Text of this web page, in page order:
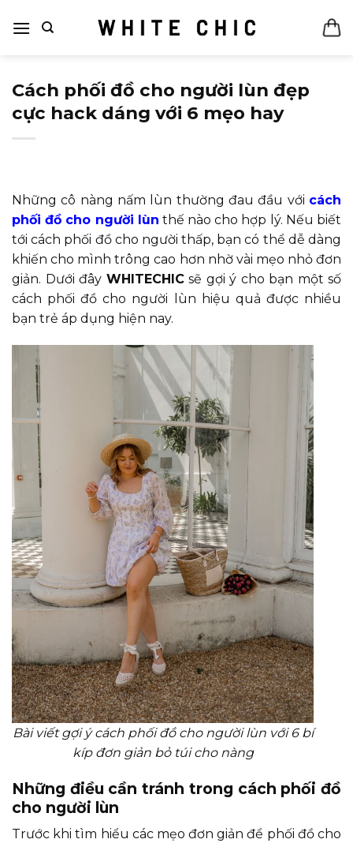
qua
Cách phối đồ cho người lùn đẹp
cực hack dáng với 6 mẹo hay
Những cô nàng nấm lùn thường đau đầu với cách
phối đồ cho người lùn thế nào cho hợp lý. Nếu biết
tới cách phối đồ cho người thấp, bạn có thể dễ dàng
khiến cho mình trông cao hơn nhờ vài mẹo nhỏ đơn
giản. Dưới đây WHITECHICsẽ gợi ý cho bạn một số
cách phối đồ cho người lùn hiệu quả được nhiều
bạn trẻ áp dụng hiện nay.
Bài viết gợi ý cách phối đồ cho người lùn với 6 bí
kíp đơn giản bỏ túi cho nàng
Những điều cần tránh trong cách phối đồ
cho người lùn
Trước khi tìm hiểu các mẹo đơn giản để phối đồ cho